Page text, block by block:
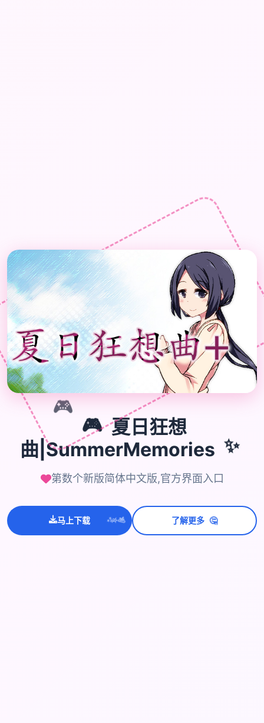
🎮
🎮 夏日狂想
曲|SummerMemories ✨
第数个新版简体中文版,官方界面入口
马上下载 ✨⭐💫 了解更多 🤔